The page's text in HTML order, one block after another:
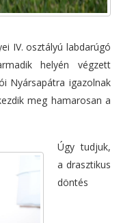
IV. osztályú labdarúgó
helyén végzett
Nyársapátra igazolnak
meg hamarosan a
Úgy tudjuk,
a drasztikus
döntés